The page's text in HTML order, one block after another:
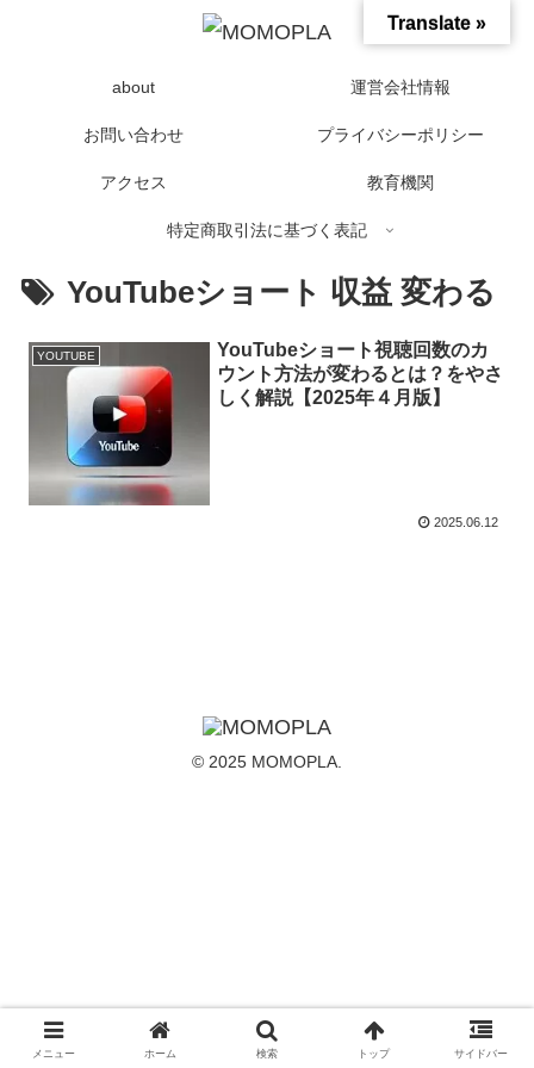
about 運営会社情報
お問い合わせ プライバシーポリシー
アクセス 教育機関
特定商取引法に基づく表記
YouTubeショート 収益 変わる
YOUTUBE
YouTubeショート視聴回数のカ
ウント方法が変わるとは？をやさ
しく解説【2025年４月版】
2025.06.12
© 2025 MOMOPLA.
メニュー ホーム 検索 トップ サイドバー
Translate »